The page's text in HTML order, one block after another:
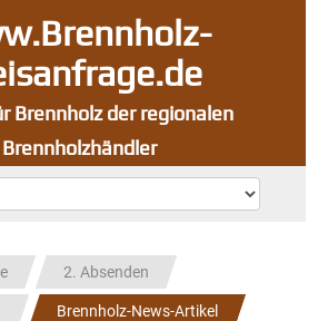
Brennholz der regionalen
Brennholzhändler
2. Absenden
Brennholz-News-Artikel